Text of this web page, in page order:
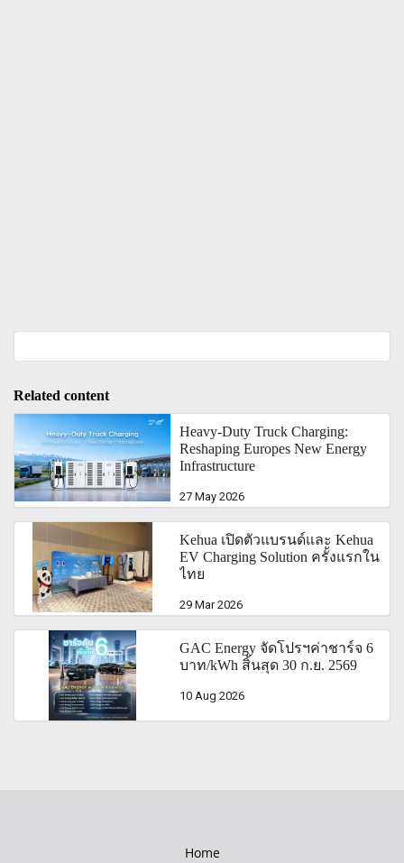
Related content
Heavy-Duty Truck Charging:
Reshaping Europes New Energy
Infrastructure
27 May 2026
Kehua เปิดตัวแบรนด์และ Kehua
EV Charging Solution ครั้งแรกใน
ไทย
29 Mar 2026
GAC Energy จัดโปรฯค่าชาร์จ 6
บาท/kWh สิ้นสุด 30 ก.ย. 2569
10 Aug 2026
Home